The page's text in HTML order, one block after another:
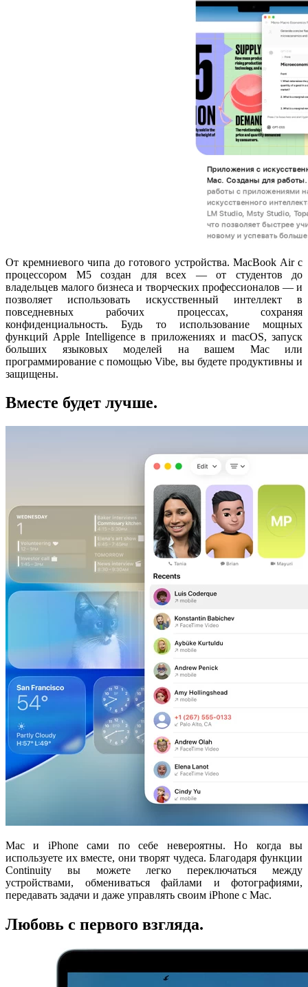
От кремниевого чипа до готового устройства. MacBook Air с
процессором M5 создан для всех — от студентов до
владельцев малого бизнеса и творческих профессионалов — и
позволяет использовать искусственный интеллект в
повседневных рабочих процессах, сохраняя
конфиденциальность. Будь то использование мощных
функций Apple Intelligence в приложениях и macOS, запуск
больших языковых моделей на вашем Mac или
программирование с помощью Vibe, вы будете продуктивны и
защищены.
Вместе будет лучше.
Mac и iPhone сами по себе невероятны. Но когда вы
используете их вместе, они творят чудеса. Благодаря функции
Continuity вы можете легко переключаться между
устройствами, обмениваться файлами и фотографиями,
передавать задачи и даже управлять своим iPhone с Mac.
Любовь с первого взгляда.